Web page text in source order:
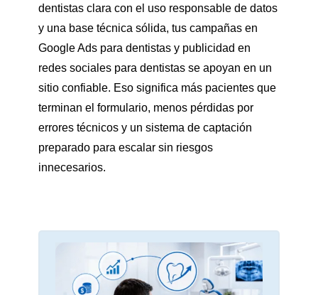
dentistas clara con el uso responsable de datos
y una base técnica sólida, tus campañas en
Google Ads para dentistas y publicidad en
redes sociales para dentistas se apoyan en un
sitio confiable. Eso significa más pacientes que
terminan el formulario, menos pérdidas por
errores técnicos y un sistema de captación
preparado para escalar sin riesgos
innecesarios.